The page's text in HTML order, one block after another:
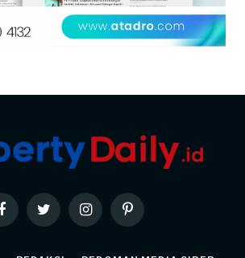
FacebookTwitter InstagramPinterest